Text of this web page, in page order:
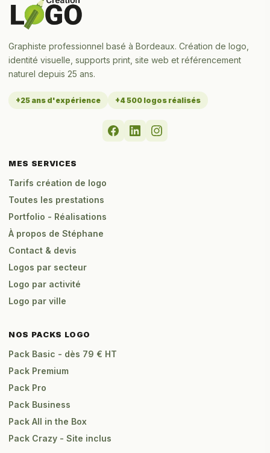
Graphiste professionnel basé à Bordeaux. Création de logo,
identité visuelle, supports print, site web et référencement
naturel depuis 25 ans.
+25 ans d'expérience +4 500 logos réalisés
MES SERVICES
Tarifs création de logo
Toutes les prestations
Portfolio - Réalisations
À propos de Stéphane
Contact & devis
Logos par secteur
Logo par activité
Logo par ville
NOS PACKS LOGO
Pack Basic - dès 79 € HT
Pack Premium
Pack Pro
Pack Business
Pack All in the Box
Pack Crazy - Site inclus